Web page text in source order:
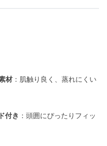
材 ：肌触り良く、蒸れにくい
付き ：頭囲にぴったりフィッ